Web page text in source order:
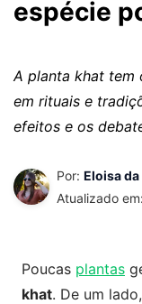
espécie
A planta khat tem
em rituais e
efeitos e os
Por: Eloisa da
Atualizado
Poucas plantas
khat. De um